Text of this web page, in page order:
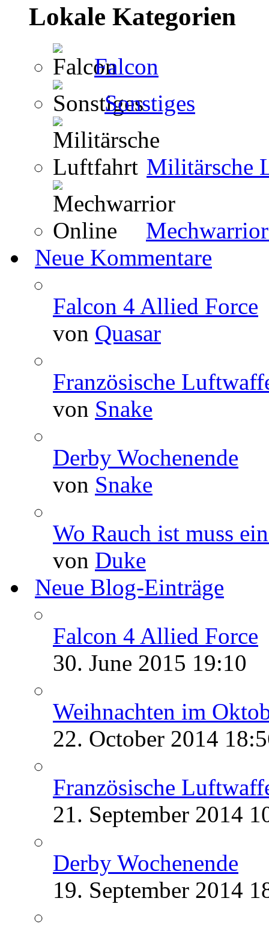
Lokale Kategorien
Falcon
Sonstiges
Militärsche
Neue Kommentare
Falcon 4 Allied Force
von Quasar
Französische
von Snake
Derby Wochenende
von Snake
Wo Rauch ist muss
von Duke
Neue Blog-Einträge
Falcon 4 Allied Force
30. June 2015 19:10
Weihnachten im
22. October 2014
Französische
21. September 2014
Derby Wochenende
19. September 2014